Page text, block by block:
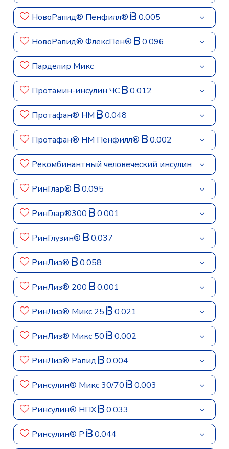
НовоРапид® Пенфилл® 0.005
НовоРапид® ФлексПен® 0.096
Парделир Микс
Протамин-инсулин ЧС 0.012
Протафан® HM 0.048
Протафан® HM Пенфилл® 0.002
Рекомбинантный человеческий инсулин
РинГлар® 0.095
РинГлар®300 0.001
РинГлузин® 0.037
РинЛиз® 0.058
РинЛиз® 200 0.001
РинЛиз® Микс 25 0.021
РинЛиз® Микс 50 0.002
РинЛиз® Рапид 0.004
Ринсулин® Микс 30/70 0.003
Ринсулин® НПХ 0.033
Ринсулин® Р 0.044